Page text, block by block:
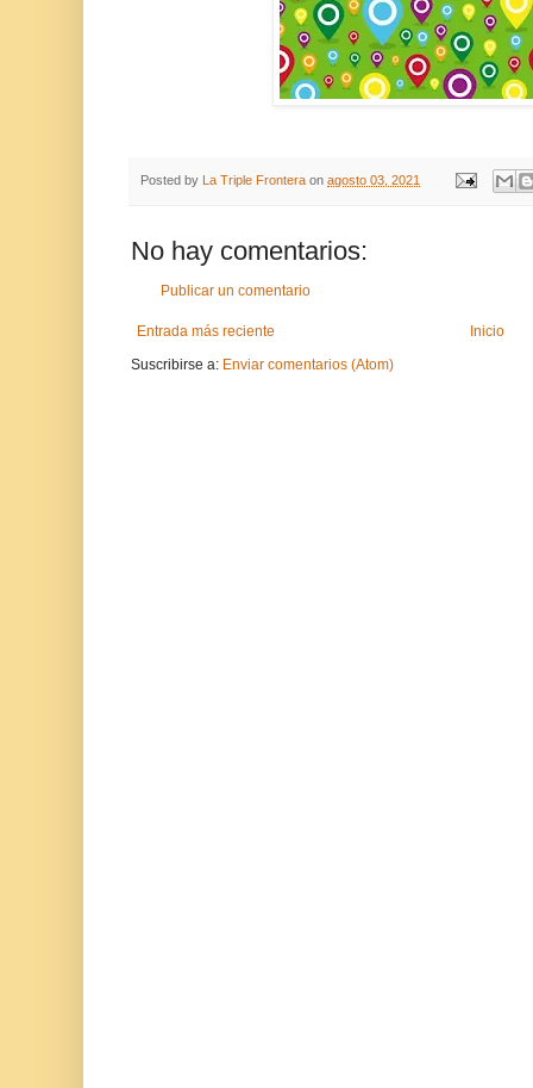
Posted by La Triple Frontera on agosto 03, 2021
No hay comentarios:
Publicar un comentario
Entrada más reciente
Inicio
Suscribirse a: Enviar comentarios (Atom)